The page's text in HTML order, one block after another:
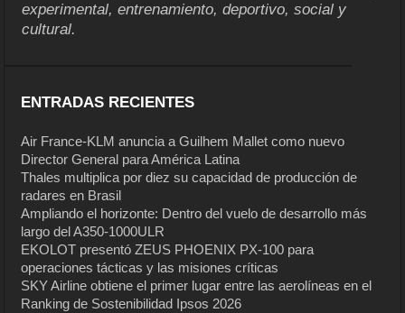
experimental, entrenamiento, deportivo, social y
cultural.
ENTRADAS RECIENTES
Air France-KLM anuncia a Guilhem Mallet como nuevo
Director General para América Latina
Thales multiplica por diez su capacidad de producción de
radares en Brasil
Ampliando el horizonte: Dentro del vuelo de desarrollo más
largo del A350-1000ULR
EKOLOT presentó ZEUS PHOENIX PX-100 para
operaciones tácticas y las misiones críticas
SKY Airline obtiene el primer lugar entre las aerolíneas en el
Ranking de Sostenibilidad Ipsos 2026